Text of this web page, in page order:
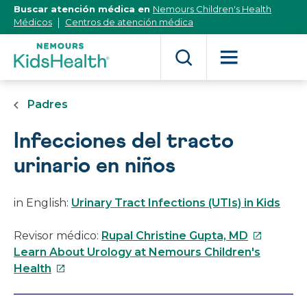
[Skip
Content]
Buscar atención médica en Nemours Children's Health
Médicos
Centros de atención médica
Padres
Infecciones del tracto
urinario en niños
in English: Urinary Tract Infections (UTIs) in Kids
Revisor médico: Rupal Christine Gupta, MD Este
enlace
Learn About Urology at Nemours Children's
Health Este